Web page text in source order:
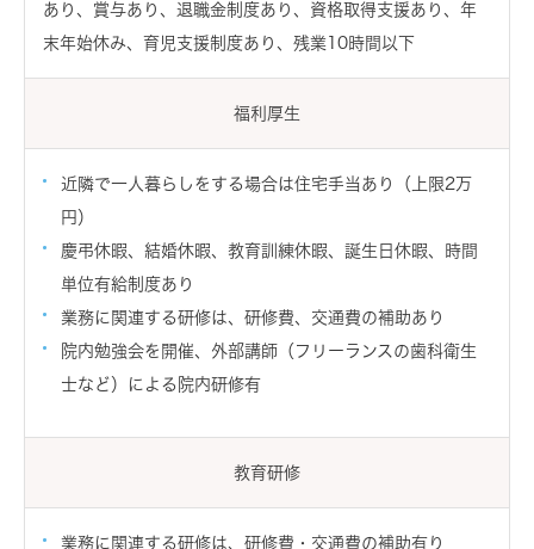
あり、賞与あり、退職金制度あり、資格取得支援あり、年
末年始休み、育児支援制度あり、残業10時間以下
福利厚生
近隣で一人暮らしをする場合は住宅手当あり（上限2万
円）
慶弔休暇、結婚休暇、教育訓練休暇、誕生日休暇、時間
単位有給制度あり
業務に関連する研修は、研修費、交通費の補助あり
院内勉強会を開催、外部講師（フリーランスの歯科衛生
士など）による院内研修有
教育研修
業務に関連する研修は、研修費・交通費の補助有り